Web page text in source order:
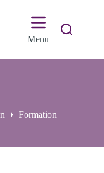
Menu
Formation